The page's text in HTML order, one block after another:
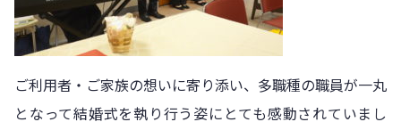
ご利用者・ご家族の想いに寄り添い、多職種の職員が一丸
となって結婚式を執り行う姿にとても感動されていまし